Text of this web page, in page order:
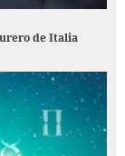
de Italia